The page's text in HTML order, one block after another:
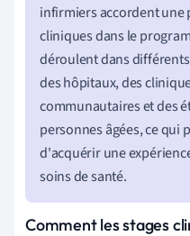
infirmiers accordent une
cliniques dans le
déroulent dans
des hôpitaux, des
communautaires et des
personnes âgées, ce qui
d'acquérir une
soins de santé.
Comment les stages